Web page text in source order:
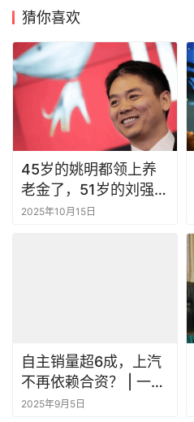
猜你喜欢
45岁的姚明都领上养
老金了，51岁的刘强东
还想拼一把造车
2025年10月15日
自主销量超6成，上汽
不再依赖合资？ | 一句
话点评
2025年9月5日